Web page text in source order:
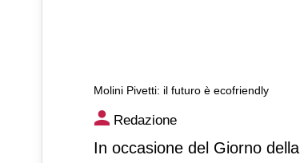
Molini Pivetti: il futuro è ecofriendly
Molini Pivetti: il futuro
Redazione
In occasione del Giorno